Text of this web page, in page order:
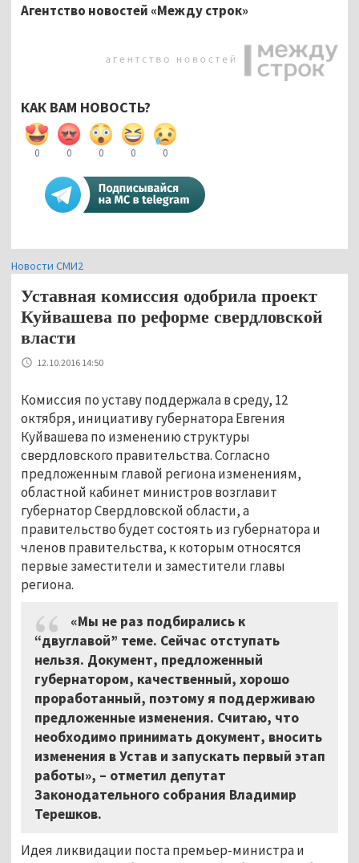
Агентство новостей «Между строк»
КАК ВАМ НОВОСТЬ?
0 0 0 0 0
Новости СМИ2
Уставная комиссия одобрила проект
Куйвашева по реформе свердловской
власти
12.10.2016 14:50
Комиссия по уставу поддержала в среду, 12
октября, инициативу губернатора Евгения
Куйвашева по изменению структуры
свердловского правительства. Согласно
предложенным главой региона изменениям,
областной кабинет министров возглавит
губернатор Свердловской области, а
правительство будет состоять из губернатора и
членов правительства, к которым относятся
первые заместители и заместители главы
региона.
«Мы не раз подбирались к
“двуглавой” теме. Сейчас отступать
нельзя. Документ, предложенный
губернатором, качественный, хорошо
проработанный, поэтому я поддерживаю
предложенные изменения. Считаю, что
необходимо принимать документ, вносить
изменения в Устав и запускать первый этап
работы», – отметил депутат
Законодательного собрания Владимир
Терешков.
Идея ликвидации поста премьер-министра и